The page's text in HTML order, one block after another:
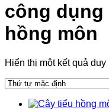
công dụng
hồng môn
Hiển thị một kết quả duy